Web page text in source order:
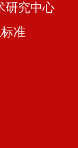
研究中心
准